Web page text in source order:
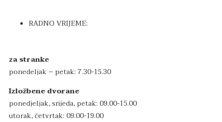
RADNO VRIJEME:
za stranke
ponedeljak – petak: 7.30-15.30
Izložbene dvorane
ponedjeljak, srijeda, petak: 09.00-15.00
utorak, četvrtak: 09.00-19.00